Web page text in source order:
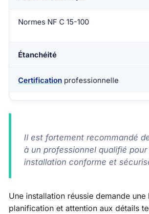
Normes NF C 15-100
Étanchéité
Certification professionnelle
Il est fortement recommandé
à un professionnel qualifié
installation conforme et
Une installation réussie demande une
planification et attention aux détails